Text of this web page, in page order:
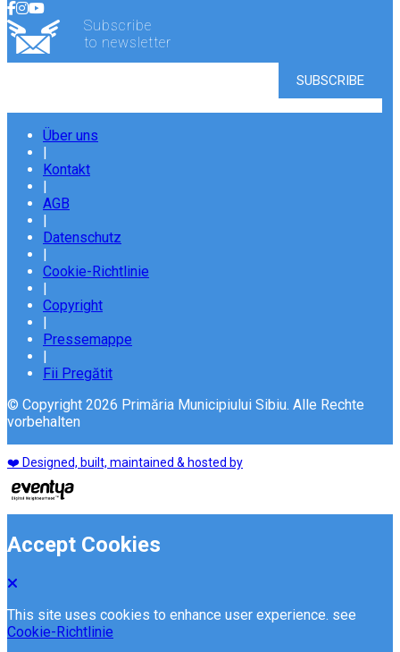
Subscribe
to newsletter
Über uns
Kontakt
AGB
Datenschutz
Cookie-Richtlinie
Copyright
Pressemappe
Fii Pregătit
© Copyright 2026 Primăria Municipiului Sibiu. Alle Rechte
vorbehalten
❤️ Designed, built, maintained & hosted by
Accept Cookies
This site uses cookies to enhance user experience. see
Cookie-Richtlinie